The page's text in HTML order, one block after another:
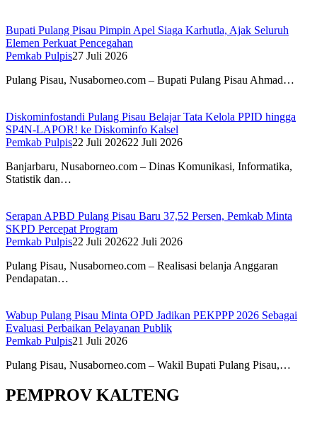
Bupati Pulang Pisau Pimpin Apel Siaga Karhutla, Ajak Seluruh
Elemen Perkuat Pencegahan
Pemkab Pulpis27 Juli 2026
Pulang Pisau, Nusaborneo.com – Bupati Pulang Pisau Ahmad…
Diskominfostandi Pulang Pisau Belajar Tata Kelola PPID hingga
SP4N-LAPOR! ke Diskominfo Kalsel
Pemkab Pulpis22 Juli 202622 Juli 2026
Banjarbaru, Nusaborneo.com – Dinas Komunikasi, Informatika,
Statistik dan…
Serapan APBD Pulang Pisau Baru 37,52 Persen, Pemkab Minta
SKPD Percepat Program
Pemkab Pulpis22 Juli 202622 Juli 2026
Pulang Pisau, Nusaborneo.com – Realisasi belanja Anggaran
Pendapatan…
Wabup Pulang Pisau Minta OPD Jadikan PEKPPP 2026 Sebagai
Evaluasi Perbaikan Pelayanan Publik
Pemkab Pulpis21 Juli 2026
Pulang Pisau, Nusaborneo.com – Wakil Bupati Pulang Pisau,…
PEMPROV KALTENG